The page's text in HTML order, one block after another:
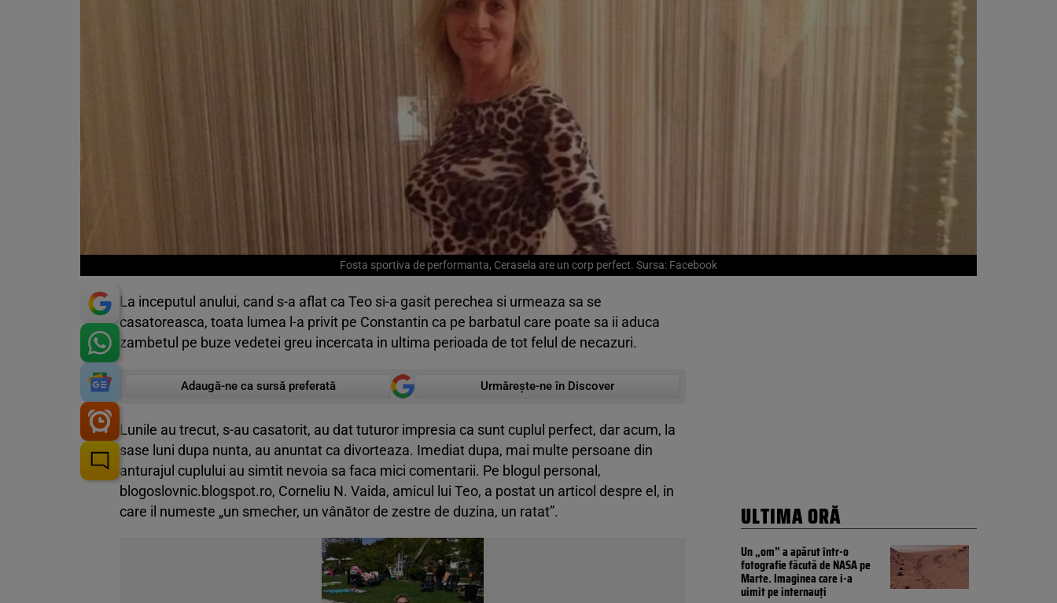
Fosta sportiva de performanta, Cerasela are un corp perfect. Sursa: Facebook
La inceputul anului, cand s-a aflat ca Teo si-a gasit perechea si urmeaza sa se
casatoreasca, toata lumea l-a privit pe Constantin ca pe barbatul care poate sa ii aduca
zambetul pe buze vedetei greu incercata in ultima perioada de tot felul de necazuri.
Adaugă-ne ca sursă preferată Urmărește-ne în Discover
Lunile au trecut, s-au casatorit, au dat tuturor impresia ca sunt cuplul perfect, dar acum, la
sase luni dupa nunta, au anuntat ca divorteaza. Imediat dupa, mai multe persoane din
anturajul cuplului au simtit nevoia sa faca mici comentarii. Pe blogul personal,
blogoslovnic.blogspot.ro, Corneliu N. Vaida, amicul lui Teo, a postat un articol despre el, in
care il numeste „un smecher, un vânător de zestre de duzina, un ratat”.
ULTIMA ORĂ
Un „om” a apărut într-o
fotografie făcută de NASA pe
Marte. Imaginea care i-a
uimit pe internauți